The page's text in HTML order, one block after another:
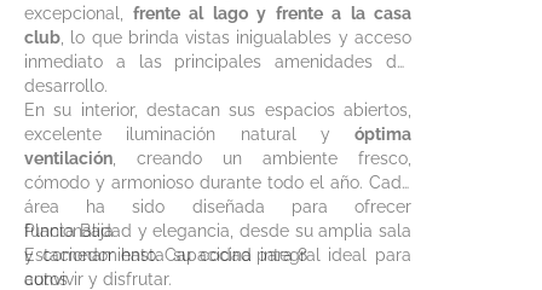
excepcional, frente al lago y frente a la casa
club , lo que brinda vistas inigualables y acceso
inmediato a las principales amenidades del
desarrollo.
En su interior, destacan sus espacios abiertos,
excelente iluminación natural y óptima
ventilación , creando un ambiente fresco,
cómodo y armonioso durante todo el año. Cada
área ha sido diseñada para ofrecer
funcionalidad y elegancia, desde su amplia sala
y comedor hasta su cocina integral ideal para
convivir y disfrutar.
Planta Baja
Estacionamiento. Capacidad para 8
autos